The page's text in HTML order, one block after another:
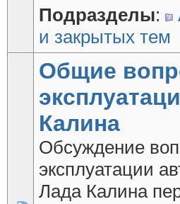
Подразделы:
и закрытых тем
Общие
Калина
Обсуждение
эксплуатации
Лада Калина